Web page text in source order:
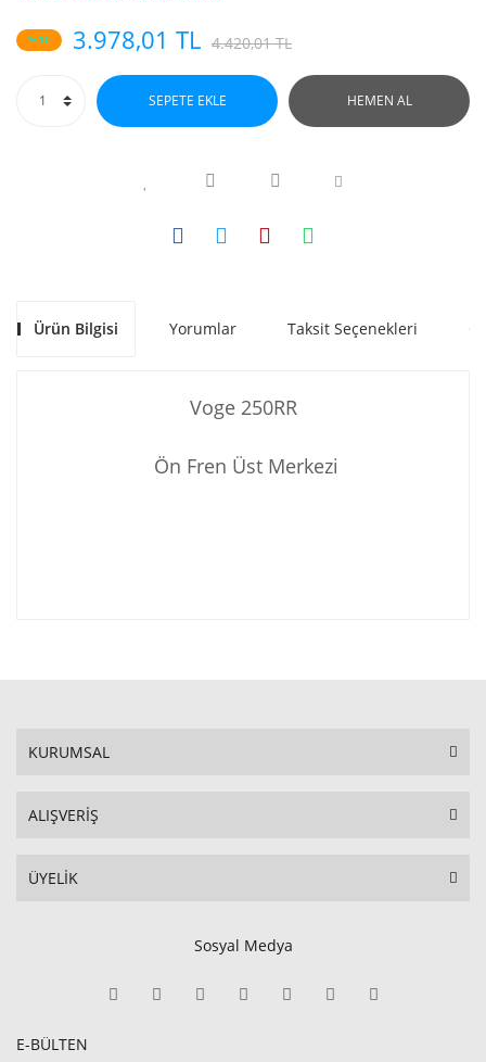
%10 3.978,01 TL 4.420,01 TL
SEPETE EKLE HEMEN AL
Ürün Bilgisi Yorumlar Taksit Seçenekleri
Voge 250RR
Ön Fren Üst Merkezi
KURUMSAL
ALIŞVERİŞ
ÜYELİK
Sosyal Medya
E-BÜLTEN